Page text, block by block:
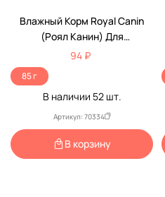
Влажный Корм Royal Canin
(Роял Канин) Для
Стерилизованных Кошек И
Кастрированных Котов
Аппетитные Кусочки В Желе
Feline Health Nutrition
Sterilised Jelly 85г (1*12)
94 ₽
85 г
В наличии 52шт.
Артикул: 70334
В корзину